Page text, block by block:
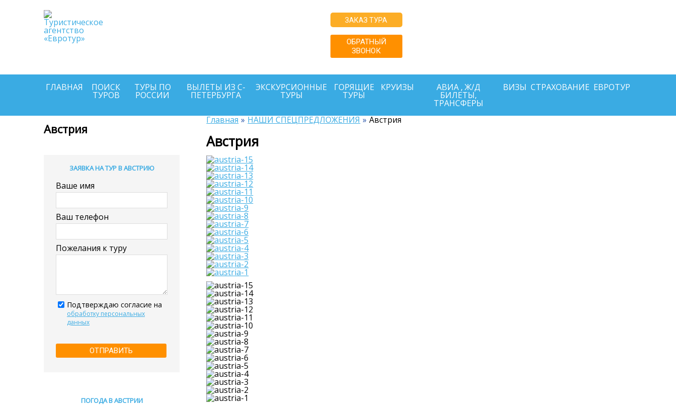
ЗАКАЗ ТУРА
ОБРАТНЫЙ
ЗВОНОК
ГЛАВНАЯ ПОИСК
ТУРОВ
ТУРЫ ПО
РОССИИ
ВЫЛЕТЫ ИЗ С-
ПЕТЕРБУРГА
ЭКСКУРСИОННЫЕ
ТУРЫ
ГОРЯЩИЕ
ТУРЫ
КРУИЗЫ АВИА , Ж/Д
БИЛЕТЫ,
ТРАНСФЕРЫ
ВИЗЫ СТРАХОВАНИЕ ЕВРОТУР
Главная НАШИ СПЕЦПРЕДЛОЖЕНИЯ Австрия
Австрия
Австрия
ЗАЯВКА НА ТУР В АВСТРИЮ
Ваше имя
Ваш телефон
Пожелания к туру
Подтверждаю согласие на
обработку персональных
данных
ОТПРАВИТЬ
ПОГОДА В АВСТРИИ